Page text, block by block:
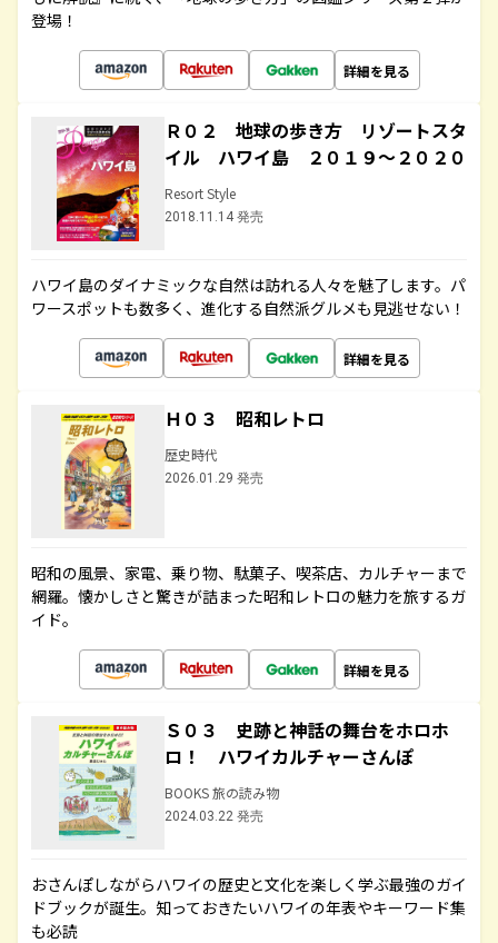
登場！
詳細を見る
Ｒ０２ 地球の歩き方 リゾートスタ
イル ハワイ島 ２０１９～２０２０
Resort Style
2018.11.14 発売
ハワイ島のダイナミックな自然は訪れる人々を魅了します。パ
ワースポットも数多く、進化する自然派グルメも見逃せない！
詳細を見る
Ｈ０３ 昭和レトロ
歴史時代
2026.01.29 発売
昭和の風景、家電、乗り物、駄菓子、喫茶店、カルチャーまで
網羅。懐かしさと驚きが詰まった昭和レトロの魅力を旅するガ
イド。
詳細を見る
Ｓ０３ 史跡と神話の舞台をホロホ
ロ！ ハワイカルチャーさんぽ
BOOKS 旅の読み物
2024.03.22 発売
おさんぽしながらハワイの歴史と文化を楽しく学ぶ最強のガイ
ドブックが誕生。知っておきたいハワイの年表やキーワード集
も必読